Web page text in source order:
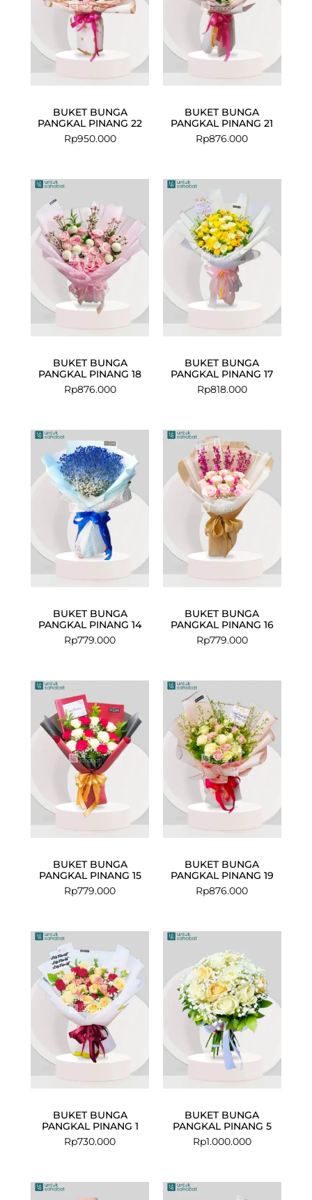
BUKET BUNGA
PANGKAL PINANG 22
Rp950.000
BUKET BUNGA
PANGKAL PINANG 21
Rp876.000
BUKET BUNGA
PANGKAL PINANG 18
Rp876.000
BUKET BUNGA
PANGKAL PINANG 17
Rp818.000
BUKET BUNGA
PANGKAL PINANG 14
Rp779.000
BUKET BUNGA
PANGKAL PINANG 16
Rp779.000
BUKET BUNGA
PANGKAL PINANG 15
Rp779.000
BUKET BUNGA
PANGKAL PINANG 19
Rp876.000
BUKET BUNGA
PANGKAL PINANG 1
Rp730.000
BUKET BUNGA
PANGKAL PINANG 5
Rp1.000.000